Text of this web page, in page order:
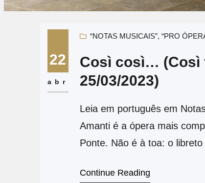
22
abr
“NOTAS MUSICAIS”, “PRO
Così così… (Così
25/03/2023)
Leia em português em
Amanti é a ópera mais
Ponte. Não é à toa: o
Continue Reading